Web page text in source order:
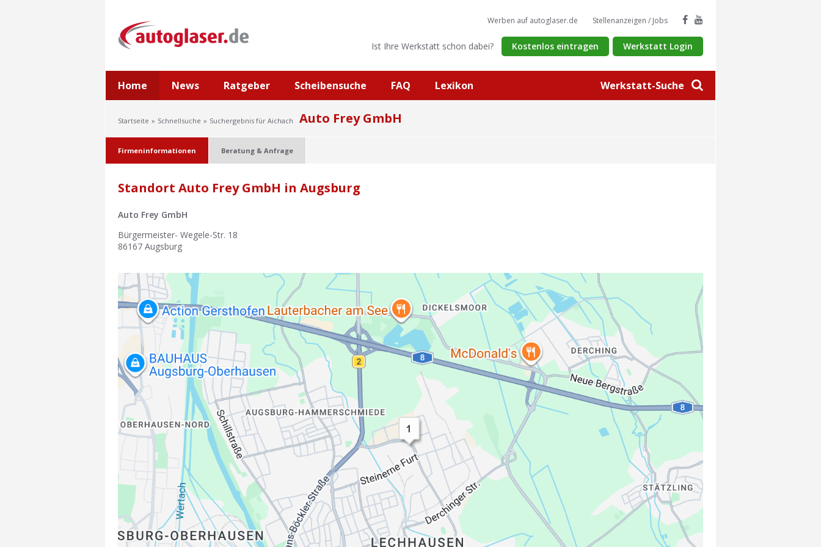
Werkstatt-Suche
Werben auf autoglaser.de Stellenanzeigen / Jobs
Ist Ihre Werkstatt schon dabei? Kostenlos eintragen Werkstatt Login
Home News Ratgeber Scheibensuche FAQ Lexikon
Startseite Schnellsuche Suchergebnis für Aichach Auto Frey GmbH
Firmeninformationen Beratung & Anfrage
Standort Auto Frey GmbH in Augsburg
Auto Frey GmbH
Bürgermeister- Wegele-Str. 18
86167 Augsburg